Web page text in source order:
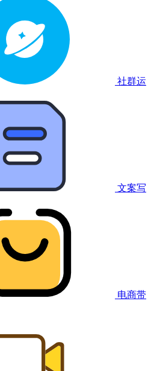
社群运
文案写
电商带